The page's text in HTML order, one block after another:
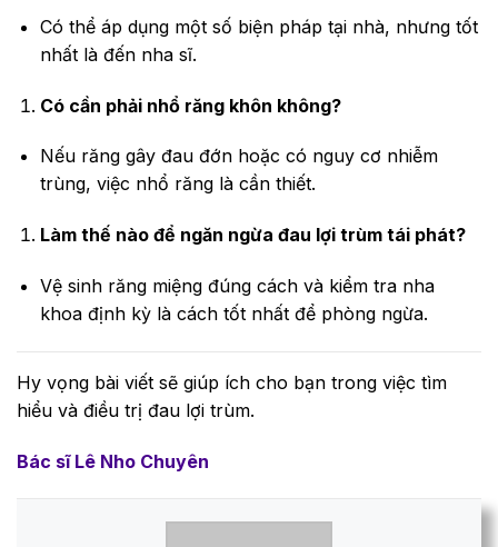
Có thể áp dụng một số biện pháp tại nhà, nhưng tốt
nhất là đến nha sĩ.
Có cần phải nhổ răng khôn không?
Nếu răng gây đau đớn hoặc có nguy cơ nhiễm
trùng, việc nhổ răng là cần thiết.
Làm thế nào để ngăn ngừa đau lợi trùm tái phát?
Vệ sinh răng miệng đúng cách và kiểm tra nha
khoa định kỳ là cách tốt nhất để phòng ngừa.
Hy vọng bài viết sẽ giúp ích cho bạn trong việc tìm
hiểu và điều trị đau lợi trùm.
Bác sĩ Lê Nho Chuyên